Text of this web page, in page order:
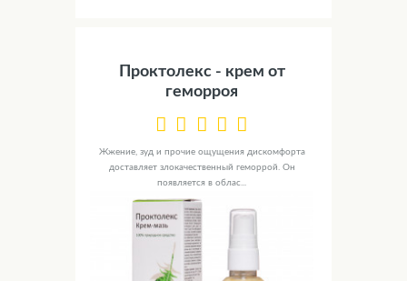
Проктолекс - крем от
геморроя
Жжение, зуд и прочие ощущения дискомфорта
доставляет злокачественный геморрой. Он
появляется в облас...